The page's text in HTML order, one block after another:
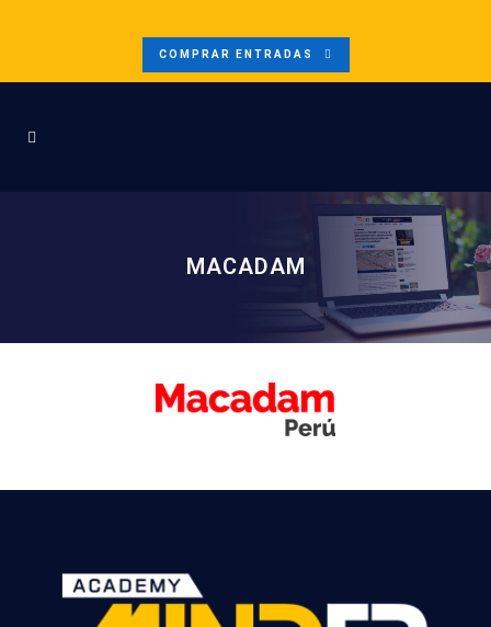
COMPRAR ENTRADAS
MACADAM